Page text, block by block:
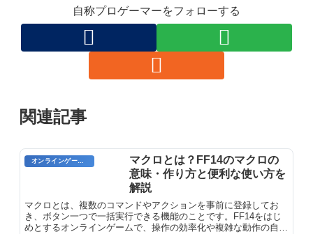
自称プロゲーマーをフォローする
関連記事
オンラインゲーム用語
マクロとは？FF14のマクロの
意味・作り方と便利な使い方を
解説
マクロとは、複数のコマンドやアクションを事前に登録してお
き、ボタン一つで一括実行できる機能のことです。FF14をはじ
めとするオンラインゲームで、操作の効率化や複雑な動作の自動